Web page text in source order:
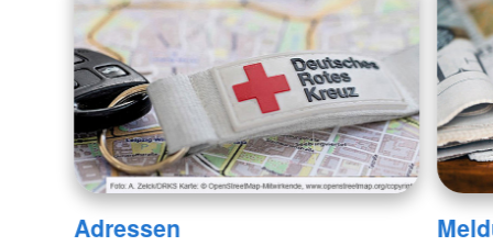
Adressen